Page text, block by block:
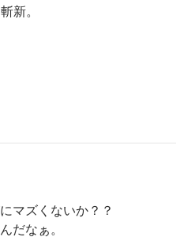
新。
マズくないか？？
だなぁ。